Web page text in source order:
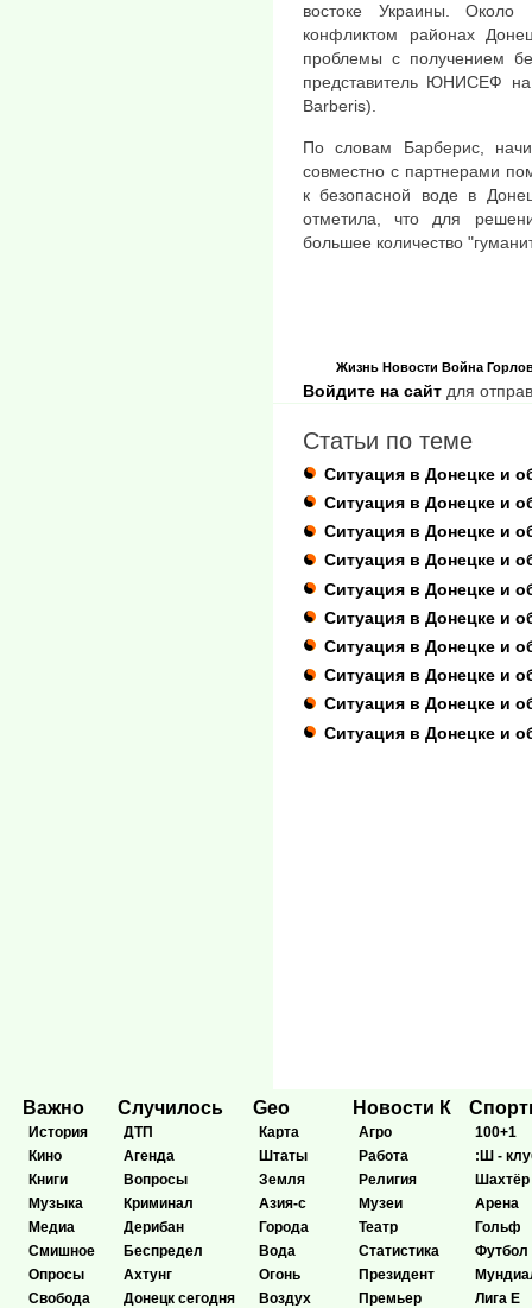
востоке Украины.
конфликтом районах
проблемы с получением
представитель ЮНИСЕФ
Barberis).
По словам Барберис,
совместно с партнерами
к безопасной воде в
отметила, что для
большее количество
Жизнь Новости Война
Войдите на сайт для
Статьи по теме
Ситуация в Донецке и
Ситуация в Донецке и
Ситуация в Донецке и
Ситуация в Донецке и
Ситуация в Донецке и
Ситуация в Донецке и
Ситуация в Донецке и
Ситуация в Донецке и
Ситуация в Донецке и
Ситуация в Донецке и
Важно
История
Кино
Книги
Музыка
Медиа
Смишное
Опросы
Свобода
Случилось
ДТП
Агенда
Вопросы
Криминал
Дерибан
Беспредел
Ахтунг
Донецк сегодня
Geo
Карта
Штаты
Земля
Азия-с
Города
Вода
Огонь
Воздух
Новости К
Агро
Работа
Религия
Музеи
Театр
Статистика
Президент
Премьер
100+1
:Ш -
Шахтёр
Арена
Гольф
Футбол
Лига Е